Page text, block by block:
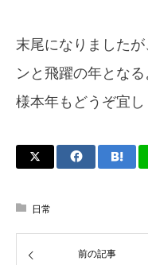
末尾になりました
ンと飛躍の年とな
様本年もどうぞ宜し
日常
前の記事